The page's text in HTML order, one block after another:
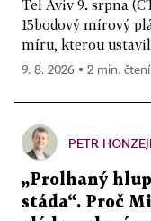
Tel Aviv 9. srpna
15bodový mírový
míru, kterou
9. 8. 2026 ▪ 2 min. čtení
PETR
„Prolhaný
stáda“. Proč